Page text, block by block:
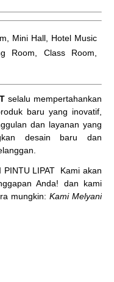
Mini Hall, Hotel Music
Room, Class Room,
selalu mempertahankan
baru yang inovatif,
dan layanan yang
desain baru dan
PINTU LIPAT
Kami akan
Anda! dan kami
mungkin: Kami Melyani